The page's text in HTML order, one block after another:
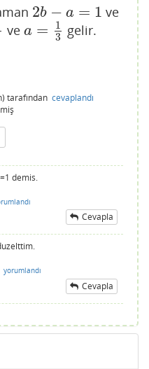
2b − a = 1
2b−a=1 ve
ve a =
1
3
a=13 gelir.
tarafından cevaplandı
demis.
Cevapla
yorumlandı
Cevapla